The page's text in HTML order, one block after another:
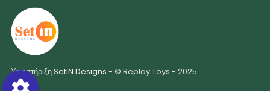
ΥποστήριξηSetIN Designs - © Replay Toys - 2025.